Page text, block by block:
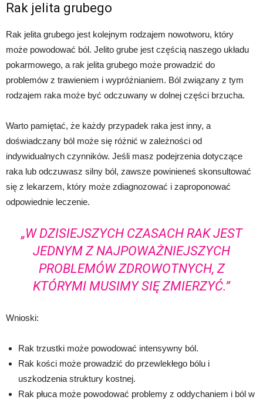
Rak jelita grubego
Rak jelita grubego jest kolejnym rodzajem nowotworu, który
może powodować ból. Jelito grube jest częścią naszego układu
pokarmowego, a rak jelita grubego może prowadzić do
problemów z trawieniem i wypróżnianiem. Ból związany z tym
rodzajem raka może być odczuwany w dolnej części brzucha.
Warto pamiętać, że każdy przypadek raka jest inny, a
doświadczany ból może się różnić w zależności od
indywidualnych czynników. Jeśli masz podejrzenia dotyczące
raka lub odczuwasz silny ból, zawsze powinieneś skonsultować
się z lekarzem, który może zdiagnozować i zaproponować
odpowiednie leczenie.
„W DZISIEJSZYCH CZASACH RAK JEST
JEDNYM Z NAJPOWAŻNIEJSZYCH
PROBLEMÓW ZDROWOTNYCH, Z
KTÓRYMI MUSIMY SIĘ ZMIERZYĆ.”
Wnioski:
Rak trzustki może powodować intensywny ból.
Rak kości może prowadzić do przewlekłego bólu i
uszkodzenia struktury kostnej.
Rak płuca może powodować problemy z oddychaniem i ból w